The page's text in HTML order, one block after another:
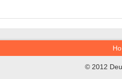
© 2012